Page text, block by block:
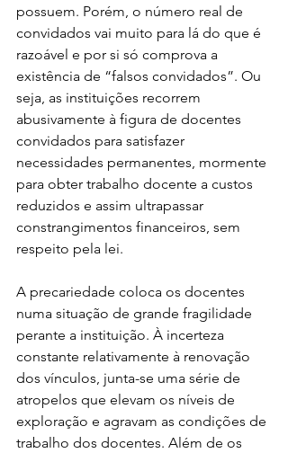
possuem. Porém, o número real de
convidados vai muito para lá do que é
razoável e por si só comprova a
existência de “falsos convidados”. Ou
seja, as instituições recorrem
abusivamente à figura de docentes
convidados para satisfazer
necessidades permanentes, mormente
para obter trabalho docente a custos
reduzidos e assim ultrapassar
constrangimentos financeiros, sem
respeito pela lei.
A precariedade coloca os docentes
numa situação de grande fragilidade
perante a instituição. À incerteza
constante relativamente à renovação
dos vínculos, junta-se uma série de
atropelos que elevam os níveis de
exploração e agravam as condições de
trabalho dos docentes. Além de os